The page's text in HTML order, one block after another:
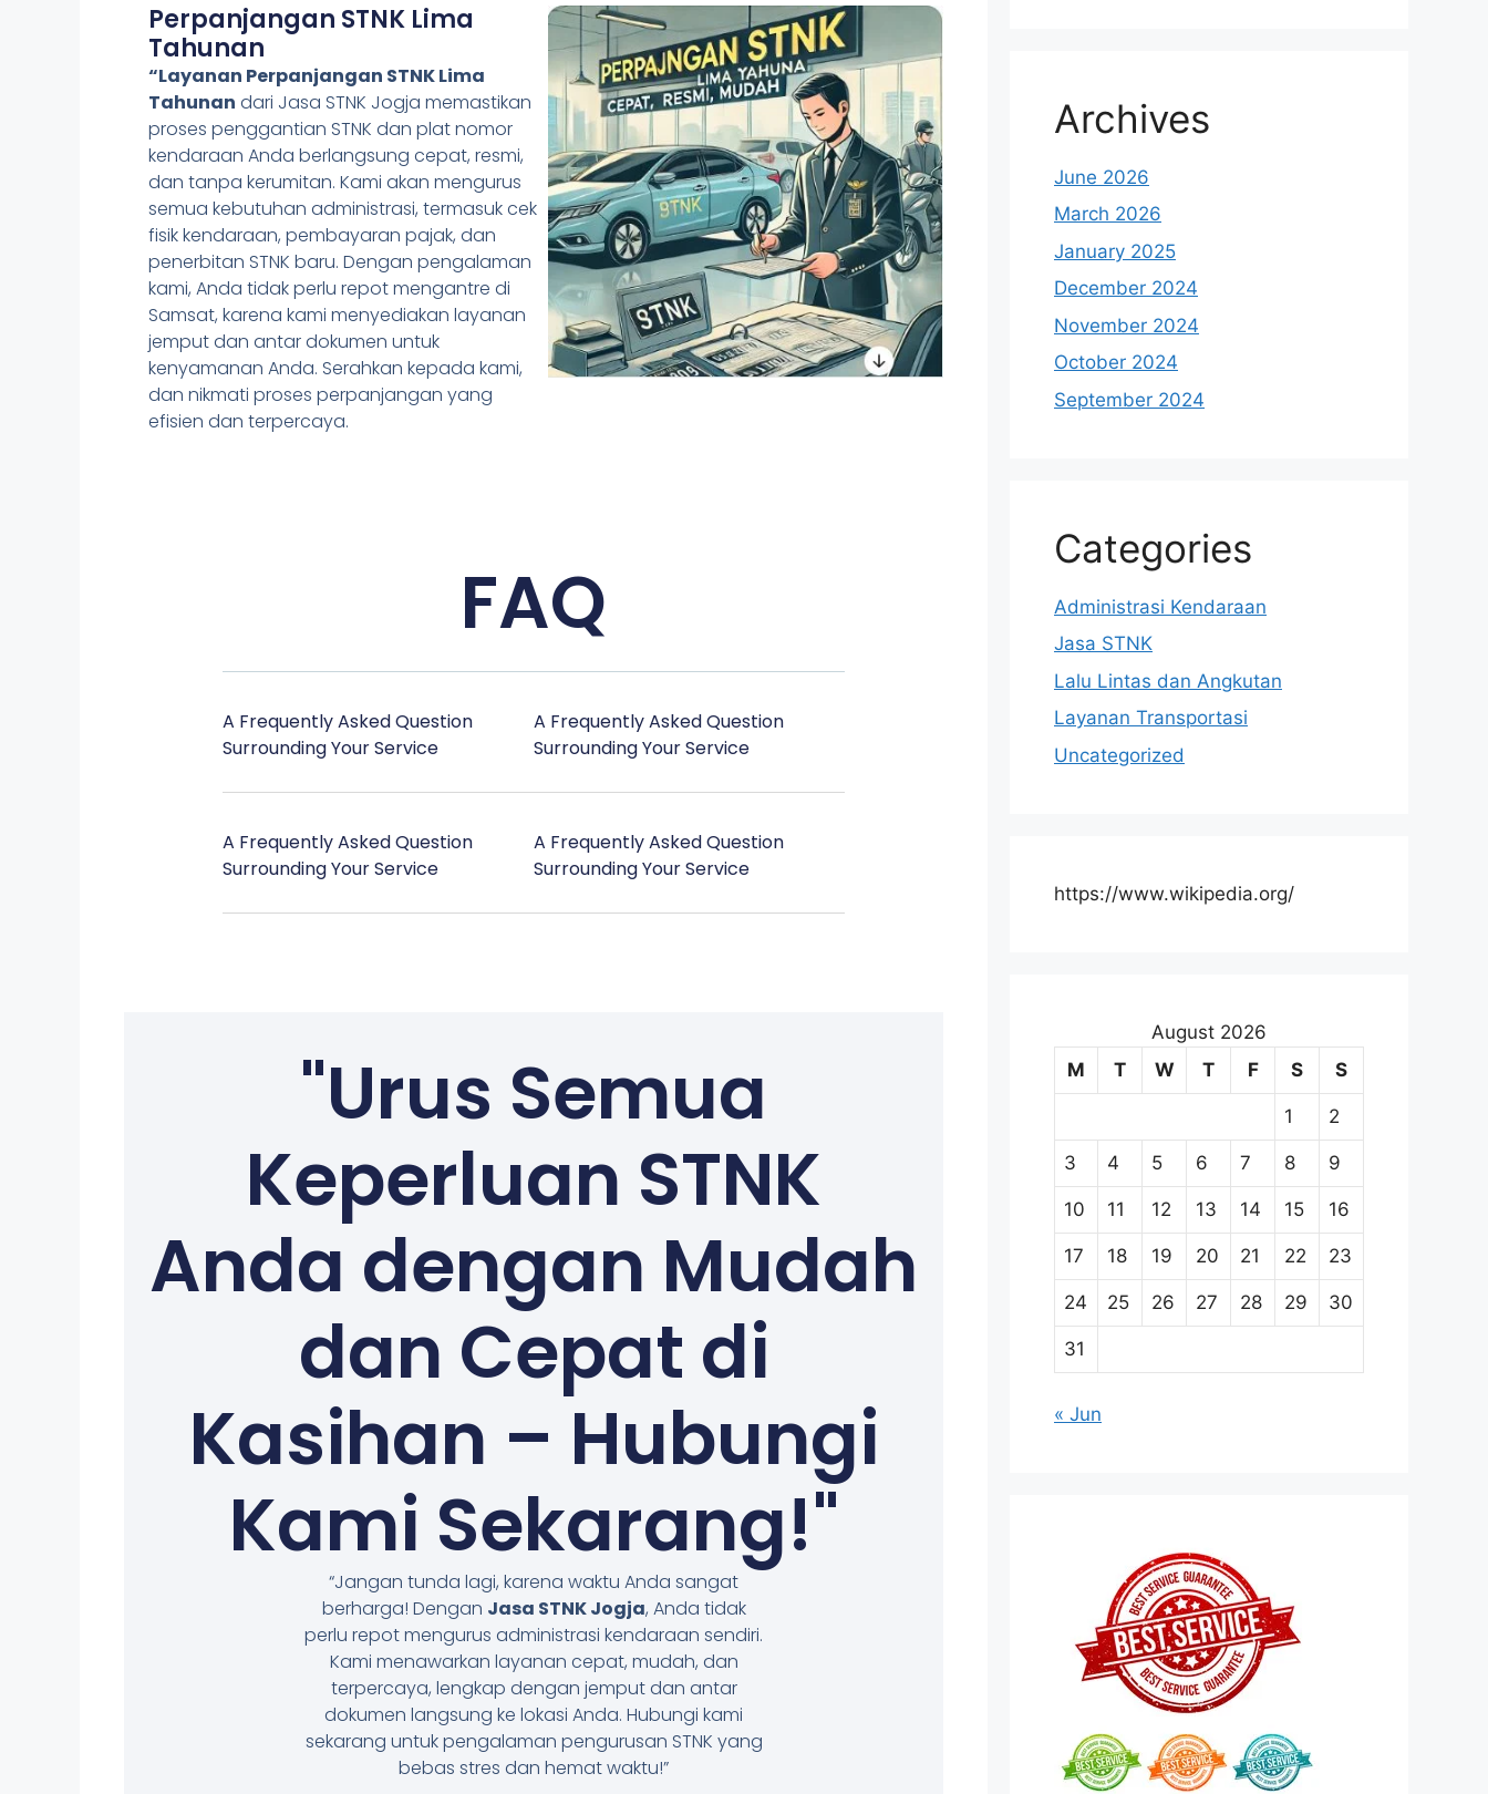
Perpanjangan STNK Lima
Tahunan
“Layanan Perpanjangan STNK Lima
Tahunan dari Jasa STNK Jogja memastikan
proses penggantian STNK dan plat nomor
kendaraan Anda berlangsung cepat, resmi,
dan tanpa kerumitan. Kami akan mengurus
semua kebutuhan administrasi, termasuk cek
fisik kendaraan, pembayaran pajak, dan
penerbitan STNK baru. Dengan pengalaman
kami, Anda tidak perlu repot mengantre di
Samsat, karena kami menyediakan layanan
jemput dan antar dokumen untuk
kenyamanan Anda. Serahkan kepada kami,
dan nikmati proses perpanjangan yang
efisien dan terpercaya.
FAQ
A Frequently Asked Question
Surrounding Your Service
A Frequently Asked Question
Surrounding Your Service
A Frequently Asked Question
Surrounding Your Service
A Frequently Asked Question
Surrounding Your Service
"Urus Semua
Keperluan STNK
Anda dengan Mudah
dan Cepat di
Kasihan – Hubungi
Kami Sekarang!"
“Jangan tunda lagi, karena waktu Anda sangat
berharga! Dengan Jasa STNK Jogja, Anda tidak
perlu repot mengurus administrasi kendaraan sendiri.
Kami menawarkan layanan cepat, mudah, dan
terpercaya, lengkap dengan jemput dan antar
dokumen langsung ke lokasi Anda. Hubungi kami
sekarang untuk pengalaman pengurusan STNK yang
bebas stres dan hemat waktu!”
Archives
June 2026
March 2026
January 2025
December 2024
November 2024
October 2024
September 2024
Categories
Administrasi Kendaraan
Jasa STNK
Lalu Lintas dan Angkutan
Layanan Transportasi
Uncategorized
https://www.wikipedia.org/
August 2026
M
T W T F S S
1 2
3 4 5 6 7 8 9
10 11 12 13 14 15 16
17 18 19 20 21 22 23
24 25 26 27 28 29 30
31
« Jun